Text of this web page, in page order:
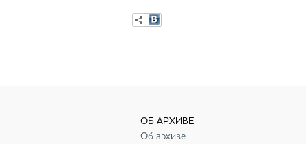
ОБ АРХИВЕ
Об архиве